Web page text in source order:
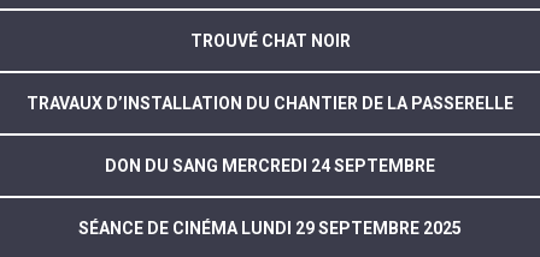
TROUVÉ CHAT NOIR
TRAVAUX D’INSTALLATION DU CHANTIER DE LA PASSERELLE
DON DU SANG MERCREDI 24 SEPTEMBRE
SÉANCE DE CINÉMA LUNDI 29 SEPTEMBRE 2025